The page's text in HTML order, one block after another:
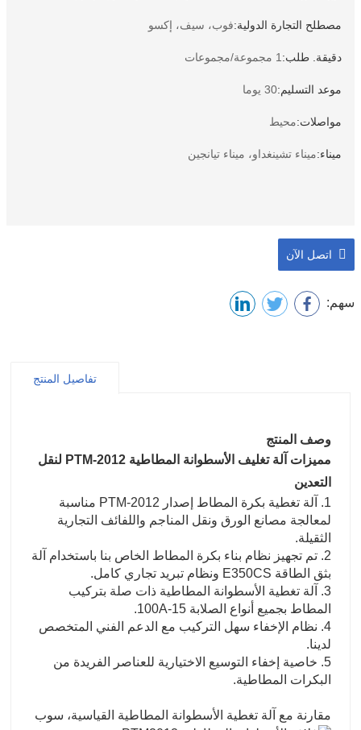
مصطلح التجارة الدولية:فوب، سيف، إكسو
دقيقة. طلب: 1 مجموعة/مجموعات
موعد التسليم:30 يوما
مواصلات:محيط
ميناء:ميناء تشينغداو، ميناء تيانجين
اتصل الآن
سهم:
تفاصيل المنتج
وصف المنتج
مميزات آلة تغليف الأسطوانة المطاطية PTM-2012 لنقل
التعدين
1. آلة تغطية بكرة المطاط إصدار PTM-2012 مناسبة
لمعالجة مصانع الورق ونقل المناجم واللفائف التجارية
الثقيلة.
2. تم تجهيز نظام بناء بكرة المطاط الخاص بنا باستخدام آلة
بثق الطاقة E350CS ونظام تبريد تجاري كامل.
3. آلة تغطية الأسطوانة المطاطية ذات صلة بتركيب
المطاط بجميع أنواع الصلابة 15-100A.
4. نظام الإخفاء سهل التركيب مع الدعم الفني المتخصص
لدينا.
5. خاصية إخفاء التوسيع الاختيارية للعناصر الفريدة من
البكرات المطاطية.
مقارنة مع آلة تغطية الأسطوانة المطاطية القياسية، سوب